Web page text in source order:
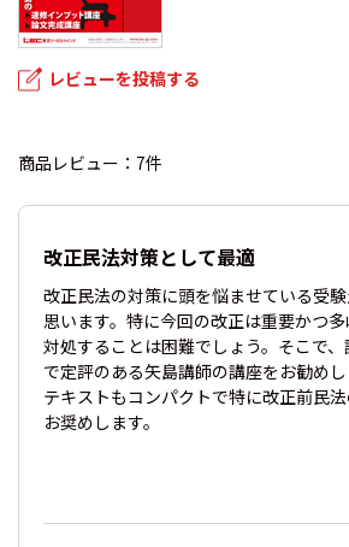
レビューを投稿する
商品レビュー：7件
改正民法対策として最適
改正民法の対策に頭を悩ませている受
思います。特に今回の改正は重要かつ
対処することは困難でしょう。そこで
で定評のある矢島講師の講座をお勧め
テキストもコンパクトで特に改正前民
お奨めします。